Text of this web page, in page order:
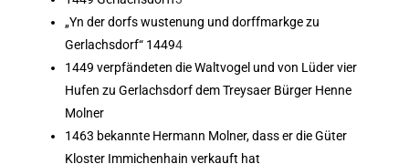
„Yn der dorfs wustenung und dorffmarkge zu
Gerlachsdorf“ 14494
1449 verpfändeten die Waltvogel und von Lüder vier
Hufen zu Gerlachsdorf dem Treysaer Bürger Henne
Molner
1463 bekannte Hermann Molner, dass er die Güter
Kloster Immichenhain verkauft hat